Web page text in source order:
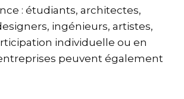
: étudiants, architectes,
ingénieurs, artistes,
individuelle ou en
peuvent également